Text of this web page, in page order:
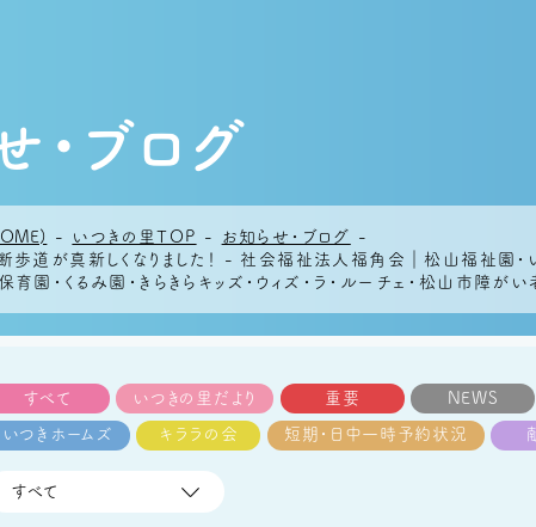
・ブログ
- いつきの里TOP - お知らせ・ブログ
-
歩道が真新しくなりました！ - 社会福祉法人福角会｜松山福祉園
育園・くるみ園・きらきらキッズ・ウィズ・ラ・ルーチェ・松山市障
すべて いつきの里だより 重要 NEWS
いつきホームズ キララの会 短期・日中一時予約状況